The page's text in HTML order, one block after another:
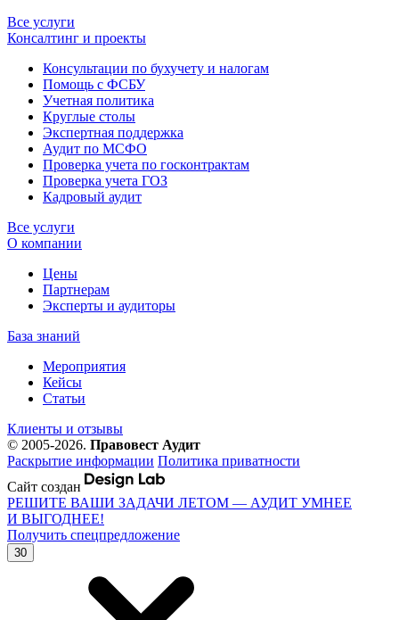
Все услуги
Консалтинг и проекты
Консультации по бухучету и налогам
Помощь с ФСБУ
Учетная политика
Круглые столы
Экспертная поддержка
Аудит по МСФО
Проверка учета по госконтрактам
Проверка учета ГОЗ
Кадровый аудит
Все услуги
О компании
Цены
Партнерам
Эксперты и аудиторы
База знаний
Мероприятия
Кейсы
Статьи
Клиенты и отзывы
© 2005-2026. Правовест Аудит
Раскрытие информации Политика приватности
Сайт создан
РЕШИТЕ ВАШИ ЗАДАЧИ ЛЕТОМ — АУДИТ УМНЕЕ
И ВЫГОДНЕЕ!
Получить спецпредложение
30